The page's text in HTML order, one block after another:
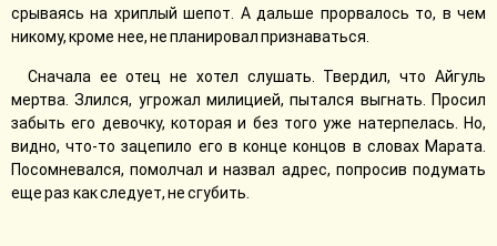
срываясь на хриплый шепот. А дальше прорвалось то, в чем
никому, кроме нее, не планировал признаваться.
Сначала ее отец не хотел слушать. Твердил, что Айгуль
мертва. Злился, угрожал милицией, пытался выгнать. Просил
забыть его девочку, которая и без того уже натерпелась. Но,
видно, что-то зацепило его в конце концов в словах Марата.
Посомневался, помолчал и назвал адрес, попросив подумать
еще раз как следует, не сгубить.